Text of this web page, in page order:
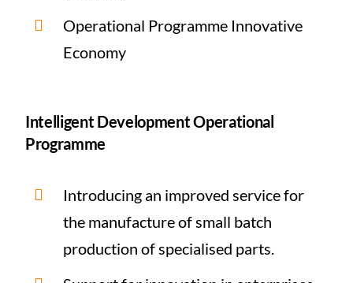
Operational Programme Innovative
Economy
Intelligent Development Operational
Programme
Introducing an improved service for
the manufacture of small batch
production of specialised parts.